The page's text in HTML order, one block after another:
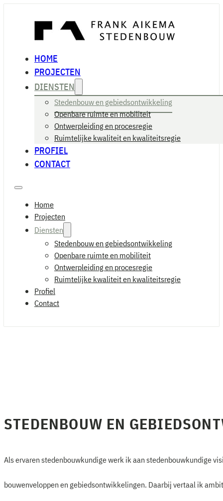
HOME
PROJECTEN
DIENSTEN
Stedenbouw en gebiedsontwikkeling
Openbare ruimte en mobiliteit
Ontwerpleiding en procesregie
Ruimtelijke kwaliteit en kwaliteitsregie
PROFIEL
CONTACT
Home
Projecten
Diensten
Stedenbouw en gebiedsontwikkeling
Openbare ruimte en mobiliteit
Ontwerpleiding en procesregie
Ruimtelijke kwaliteit en kwaliteitsregie
Profiel
Contact
STEDENBOUW EN
Als ervaren stedenbouwkundige werk ik aan stedenbouwkundige
bouwenveloppen en gebiedsontwikkelingen. Daarbij vertaal ik